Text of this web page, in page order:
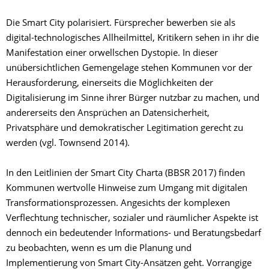
Die Smart City polarisiert. Fürsprecher bewerben sie als
digital-technologisches Allheilmittel, Kritikern sehen in ihr die
Manifestation einer orwellschen Dystopie. In dieser
unübersichtlichen Gemengelage stehen Kommunen vor der
Herausforderung, einerseits die Möglichkeiten der
Digitalisierung im Sinne ihrer Bürger nutzbar zu machen, und
andererseits den Ansprüchen an Datensicherheit,
Privatsphäre und demokratischer Legitimation gerecht zu
werden (vgl. Townsend 2014).
In den Leitlinien der Smart City Charta (BBSR 2017) finden
Kommunen wertvolle Hinweise zum Umgang mit digitalen
Transformationsprozessen. Angesichts der komplexen
Verflechtung technischer, sozialer und räumlicher Aspekte ist
dennoch ein bedeutender Informations- und Beratungsbedarf
zu beobachten, wenn es um die Planung und
Implementierung von Smart City-Ansätzen geht. Vorrangige